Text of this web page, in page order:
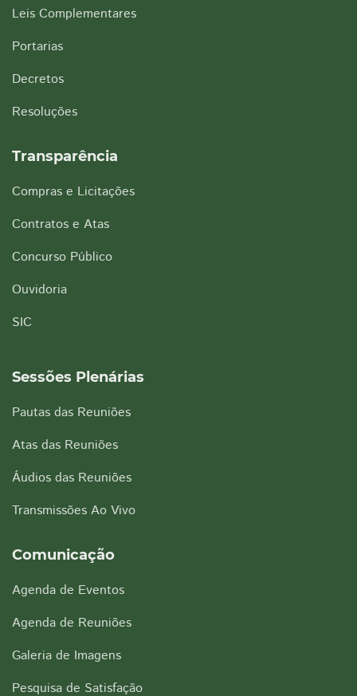
Leis Complementares
Portarias
Decretos
Resoluções
Transparência
Compras e Licitações
Contratos e Atas
Concurso Público
Ouvidoria
SIC
Sessões Plenárias
Pautas das Reuniões
Atas das Reuniões
Áudios das Reuniões
Transmissões Ao Vivo
Comunicação
Agenda de Eventos
Agenda de Reuniões
Galeria de Imagens
Pesquisa de Satisfação